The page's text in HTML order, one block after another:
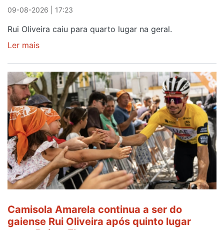
09-08-2026 | 17:23
Rui Oliveira caiu para quarto lugar na geral.
Ler mais
perde
Camisola
Amarela,
mas
ganha
prémio
combatividade
na
Serra
da
Camisola Amarela continua a ser do
gaiense Rui Oliveira após quinto lugar